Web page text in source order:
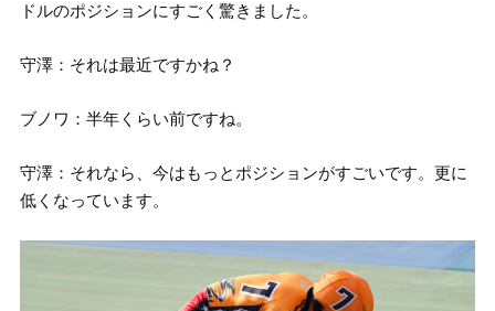
ドルのポジションにすごく驚きました。
守澤：それは最近ですかね？
ブノワ：半年くらい前ですね。
守澤：それなら、今はもっとポジションがすごいです。更に
低くなっています。